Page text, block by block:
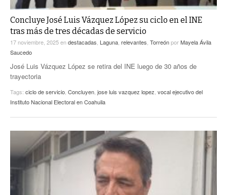
Concluye José Luis Vázquez López su ciclo en el INE
tras más de tres décadas de servicio
17 noviembre, 2025endestacadas Laguna relevantes TorreónporMayela Ávila
Saucedo
José Luis Vázquez López se retira del INE luego de 30 años de
trayectoria
Tags: ciclo de servicio Concluyen jose luis vazquez lopez vocal ejecutivo del
Instituto Nacional Electoral en Coahuila